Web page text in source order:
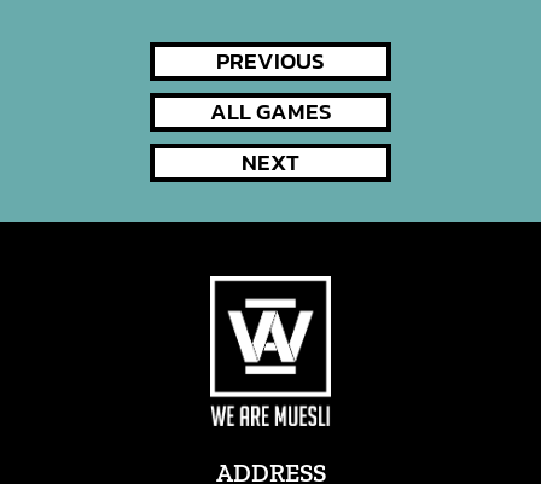
NAVIGAZIONE
ARTICOLI
PREVIOUS
POST
PREVIOUS
ALL GAMES
NEXT
POST
NEXT
ADDRESS